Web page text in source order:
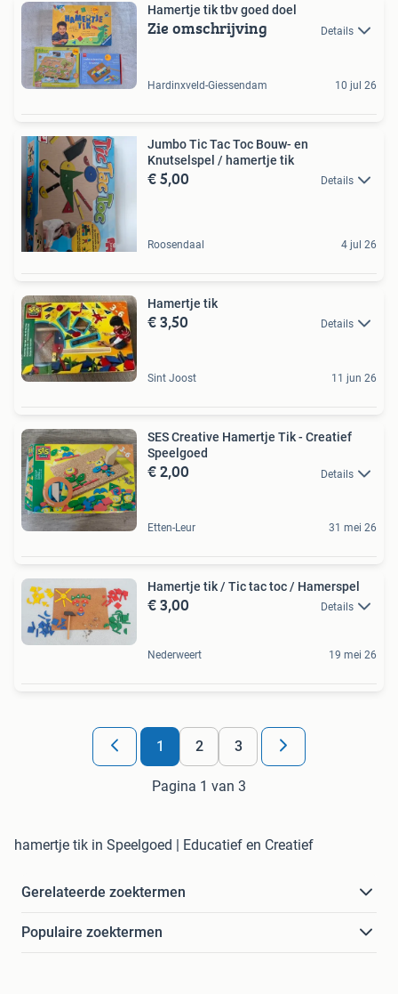
Hamertje tik tbv goed doel
Zie omschrijving Details
Hardinxveld-Giessendam 10 jul 26
Jumbo Tic Tac Toc Bouw- en
Knutselspel / hamertje tik
€ 5,00 Details
Roosendaal 4 jul 26
Hamertje tik
€ 3,50 Details
Sint Joost 11 jun 26
SES Creative Hamertje Tik - Creatief
Speelgoed
€ 2,00 Details
Etten-Leur 31 mei 26
Hamertje tik / Tic tac toc / Hamerspel
€ 3,00 Details
Nederweert 19 mei 26
1 2 3
Pagina 1 van 3
hamertje tik in Speelgoed | Educatief en Creatief
Gerelateerde zoektermen
Populaire zoektermen